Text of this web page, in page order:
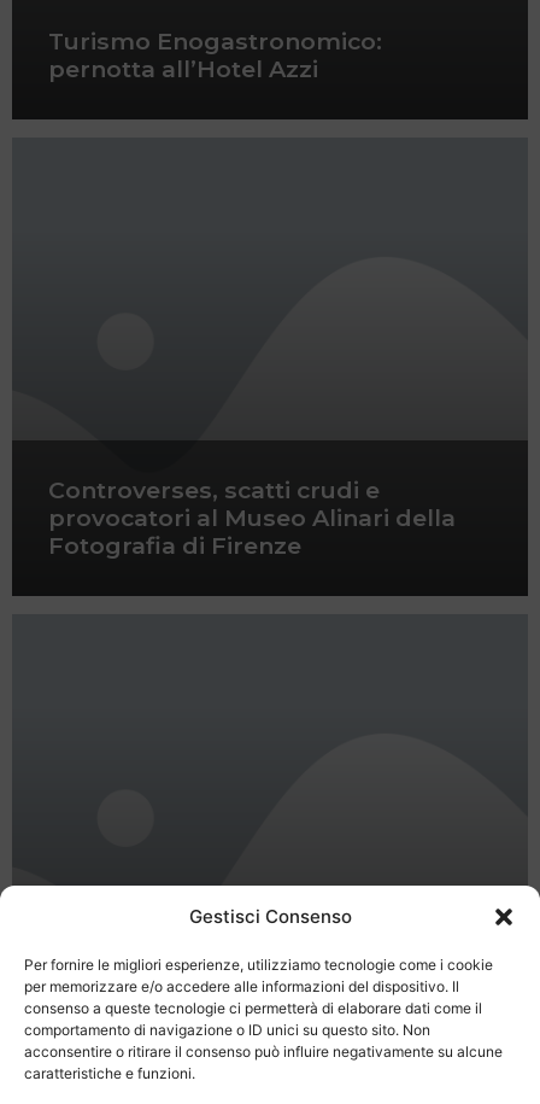
Gestisci Consenso
Per fornire le migliori esperienze, utilizziamo tecnologie come i cookie
per memorizzare e/o accedere alle informazioni del dispositivo. Il
consenso a queste tecnologie ci permetterà di elaborare dati come il
comportamento di navigazione o ID unici su questo sito. Non
acconsentire o ritirare il consenso può influire negativamente su alcune
caratteristiche e funzioni.
Turismo Enogastronomico:
pernotta all’Hotel Azzi
Controverses, scatti crudi e
provocatori al Museo Alinari della
Fotografia di Firenze
HandicraftsTrade Fair – the art of
making – from 30 Apr 2011 to 08
May 2011